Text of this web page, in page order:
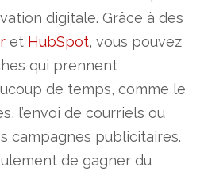
digitale. Grâce à des
et HubSpot, vous pouvez
qui prennent
de temps, comme le
l’envoi de courriels ou
campagnes publicitaires.
de gagner du